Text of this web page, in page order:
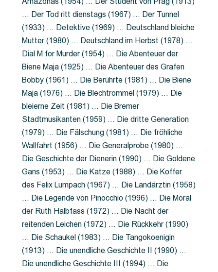
… Der Tod ritt dienstags (1967) … Der Tunnel
(1933) … Detektive (1969) … Deutschland bleiche
Mutter (1980) … Deutschland im Herbst (1978) …
Dial M for Murder (1954) … Die Abenteuer der
Biene Maja (1925) … Die Abenteuer des Grafen
Bobby (1961) … Die Berührte (1981) … Die Biene
Maja (1976) … Die Blechtrommel (1979) … Die
bleierne Zeit (1981) … Die Bremer
Stadtmusikanten (1959) … Die dritte Generation
(1979) … Die Fälschung (1981) … Die fröhliche
Wallfahrt (1956) … Die Generalprobe (1980) …
Die Geschichte der Dienerin (1990) … Die Goldene
Gans (1953) … Die Katze (1988) … Die Koffer
des Felix Lumpach (1967) … Die Landärztin (1958)
… Die Legende von Pinocchio (1996) … Die Moral
der Ruth Halbfass (1972) … Die Nacht der
reitenden Leichen (1972) … Die Rückkehr (1990)
… Die Schaukel (1983) … Die Tangokoenigin
(1913) … Die unendliche Geschichte II (1990) …
Die unendliche Geschichte III (1994) … Die